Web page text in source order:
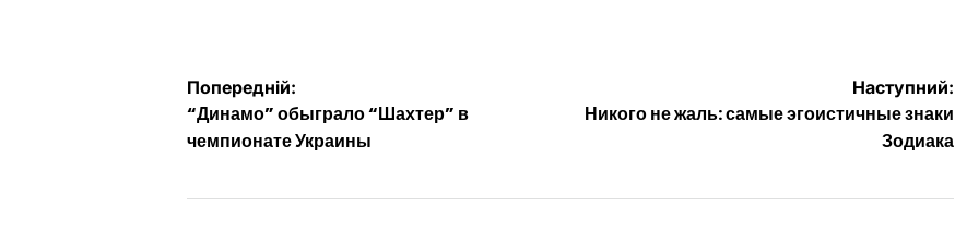
Навігація
записів
Попередній:
“Динамо” обыграло “Шахтер” в
чемпионате Украины
Наступний:
Никого не жаль: самые эгоистичные знаки
Зодиака